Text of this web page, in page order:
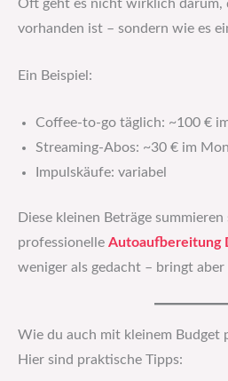
Oft geht es nicht wirklich darum,
vorhanden ist – sondern wie es
Ein Beispiel:
Coffee-to-go täglich: ~100 €
Streaming-Abos: ~30 € im
Impulskäufe: variabel
Diese kleinen Beträge
professionelle Autoaufbereitung
weniger als gedacht – bringt
Wie du auch mit kleinem Budget
Hier sind praktische Tipps: